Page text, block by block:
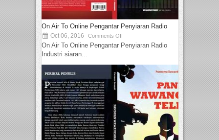
On Air To Online Pengantar Penyiaran Radio
Oct 06, 2016 Comments Off
On Air To Online Pengantar Penyiaran Radio
Industri siaran...